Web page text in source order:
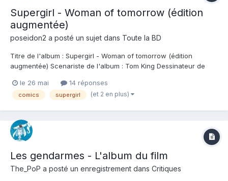
Supergirl - Woman of tomorrow (édition
augmentée)
poseidon2 a posté un sujet dans Toute la BD
Titre de l'album : Supergirl - Woman of tomorrow (édition
augmentée) Scenariste de l'album : Tom King Dessinateur de
Urban Comics Note : Résumé de l'album : Kara Zor-El a vécu
bien des aventures épiques...
le 26 mai 14 réponses
comics supergirl (et 2 en plus)
Les gendarmes - L'album du film
The_PoP a posté un enregistrement dans Critiques